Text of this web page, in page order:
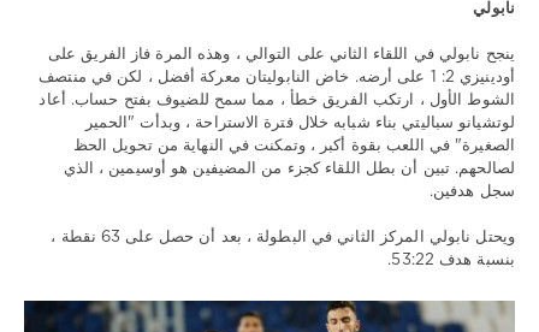
نابولي
ينجح نابولي في اللقاء الثاني على التوالي ، وهذه المرة فاز الفريق على
أودينيزي 2: 1 على أرضه. خاض النابوليتان معركة أفضل ، لكن في منتصف
الشوط الأول ، ارتكب الفريق خطأ ، مما سمح للضيوف بفتح حساب. أعاد
لوتشيانو سباليتي بناء شبابه خلال فترة الاستراحة ، وبدأت "الحمير
الصغيرة" في اللعب بقوة أكبر ، وتمكنت في النهاية من تحويل الحظ
لصالحهم. تبين أن بطل اللقاء كجزء من المضيفين هو أوسيمين ، الذي
سجل هدفين.
ويحتل نابولي المركز الثاني في البطولة ، بعد أن حصل على 63 نقطة ،
بنسبة هدف 53:22.